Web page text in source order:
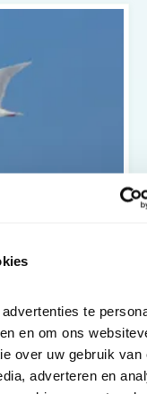
te
en om ons
over uw gebruik van
adverteren en